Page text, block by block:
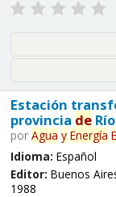
Estación
provincia de
por Agua y Energía
Idioma: Español
Editor: Buenos
1988